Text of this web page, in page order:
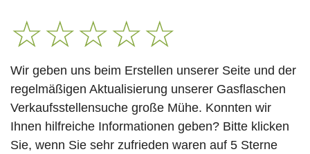
☆☆☆☆☆
Wir geben uns beim Erstellen unserer Seite und der
regelmäßigen Aktualisierung unserer Gasflaschen
Verkaufsstellensuche große Mühe. Konnten wir
Ihnen hilfreiche Informationen geben? Bitte klicken
Sie, wenn Sie sehr zufrieden waren auf 5 Sterne